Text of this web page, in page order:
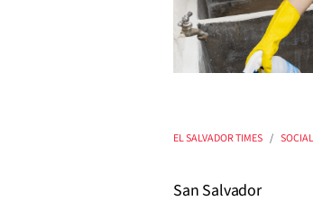
EL SALVADOR TIMES SOCIAL
San Salvador